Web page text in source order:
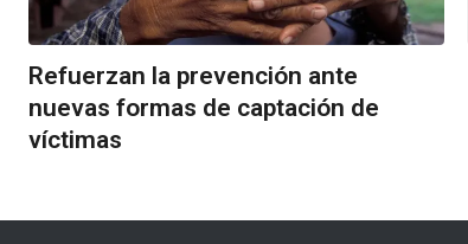
Refuerzan la prevención ante
nuevas formas de captación de
víctimas